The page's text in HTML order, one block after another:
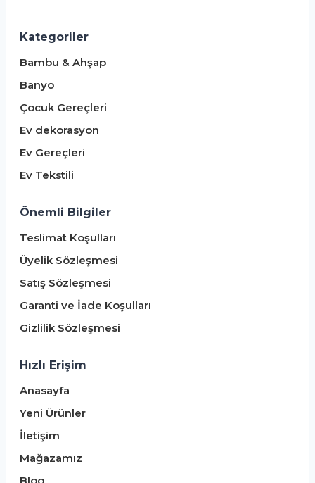
Kategoriler
Bambu & Ahşap
Banyo
Çocuk Gereçleri
Ev dekorasyon
Ev Gereçleri
Ev Tekstili
Önemli Bilgiler
Teslimat Koşulları
Üyelik Sözleşmesi
Satış Sözleşmesi
Garanti ve İade Koşulları
Gizlilik Sözleşmesi
Hızlı Erişim
Anasayfa
Yeni Ürünler
İletişim
Mağazamız